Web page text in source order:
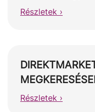
Részletek ›
Részletek ›